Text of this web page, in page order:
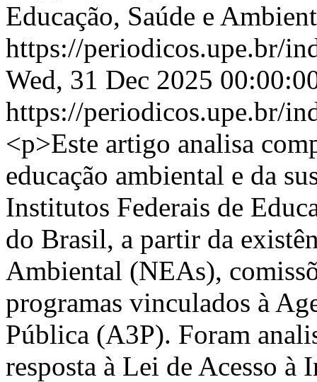
Educação, Saúde e
https://periodicos.upe.br/
Wed, 31 Dec 2025
https://periodicos.upe.br/
<p>Este artigo analisa
educação ambiental e da
Institutos Federais de
do Brasil, a partir da
Ambiental (NEAs),
programas vinculados à
Pública (A3P). Foram
resposta à Lei de Acesso